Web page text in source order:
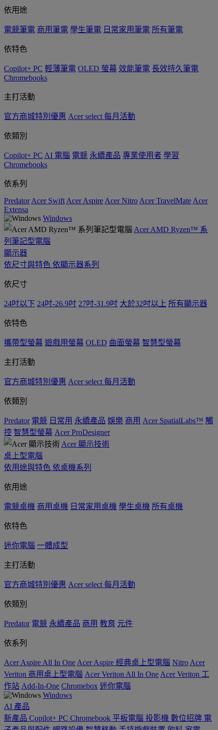
依用途
電競筆電 商用筆電 學生筆電 日常家用筆電 所有筆電
依特色
Copilot+ PC 輕薄筆電 OLED 螢幕 效能筆電 長效持久筆電
Chromebooks
主打活動
官方商城特別優惠 Acer select 每月活動
依類別
Copilot+ PC AI 電腦 電競 永續產品 專業使用者 學習
Chromebooks
依系列
Predator Acer Swift Acer Aspire Acer Nitro Acer TravelMate Acer
Extensa
Windows
Acer AMD Ryzen™ 系
列筆記型電腦
顯示器
依尺寸與特色 依顯示器系列
依尺寸
24吋以下 24吋-26.9吋 27吋-31.9吋 大於32吋以上 所有顯示器
依特色
攜帶型螢幕 遊戲用螢幕 OLED 曲面螢幕 智慧型螢幕
主打活動
官方商城特別優惠 Acer select 每月活動
依類別
Predator 電競 日常用 永續產品 娛樂 商用 Acer SpatialLabs™ 觸
控 智慧型螢幕 Acer ProDesigner
Acer 顯示技術
桌上型電腦
依用途與特色 依桌機系列
依用途
電競桌機 商用桌機 日常家用桌機 學生桌機 所有桌機
依特色
迷你電腦 一體成型
主打活動
官方商城特別優惠 Acer select 每月活動
依類別
Predator 電競 永續產品 商用 教育 元件
依系列
Acer Aspire All In One Acer Aspire 經典桌上型電腦 Nitro Acer
Veriton 商用桌上型電腦 Acer Veriton All In One Acer Veriton 工
作站 Add-In-One Chromebox 迷你電腦
Windows
AI 產品
新產品 Copilot+ PC Chromebook 平板電腦 投影機 數位招牌 電